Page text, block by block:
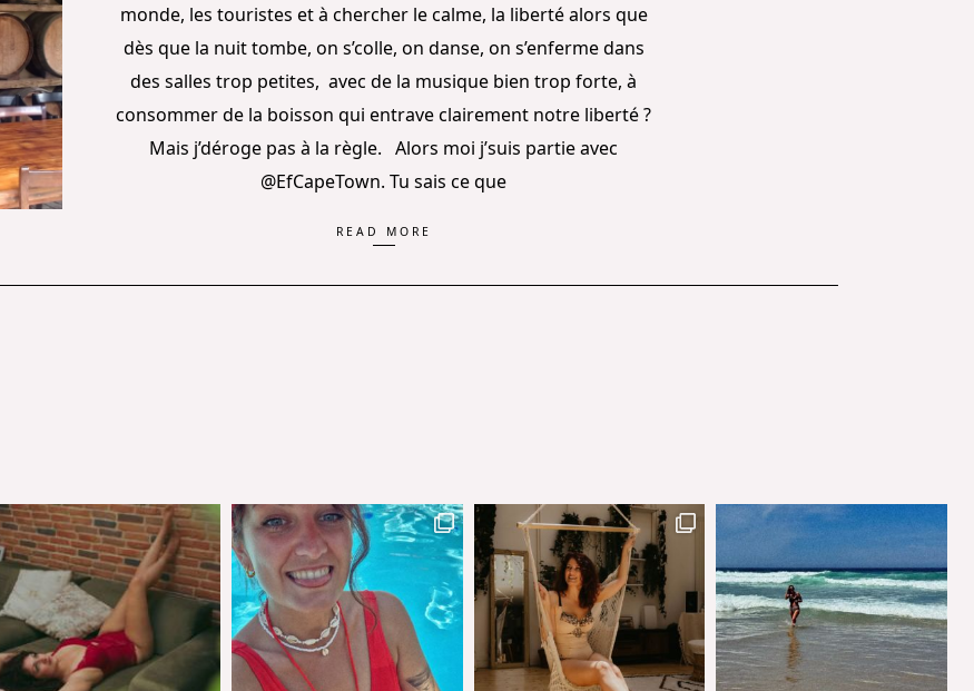
monde, les touristes et à chercher le calme, la liberté alors que
dès que la nuit tombe, on s’colle, on danse, on s’enferme dans
des salles trop petites, avec de la musique bien trop forte, à
consommer de la boisson qui entrave clairement notre liberté ?
Mais j’déroge pas à la règle. Alors moi j’suis partie avec
@EfCapeTown. Tu sais ce que
READ MORE